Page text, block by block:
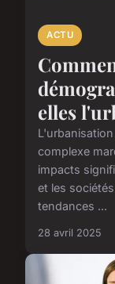
ACTU
elles
complexe
impacts
et les
tendances ...
28 avril 2025